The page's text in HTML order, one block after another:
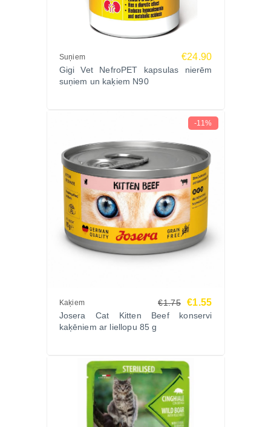
Suņiem €24.90
Gigi Vet NefroPET kapsulas nierēm
suņiem un kaķiem N90
-11%
Kaķiem €1.75 €1.55
Josera Cat Kitten Beef konservi
kaķēniem ar liellopu 85 g